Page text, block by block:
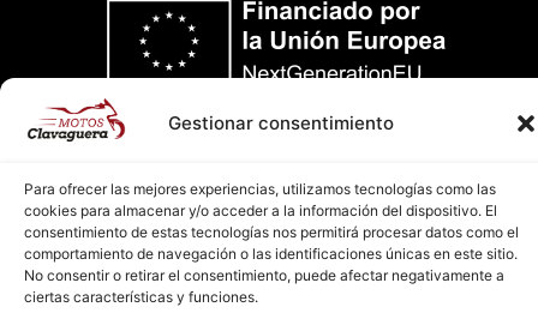
Gestionar consentimiento
Para ofrecer las mejores experiencias, utilizamos tecnologías como las
cookies para almacenar y/o acceder a la información del dispositivo. El
consentimiento de estas tecnologías nos permitirá procesar datos como el
comportamiento de navegación o las identificaciones únicas en este sitio.
No consentir o retirar el consentimiento, puede afectar negativamente a
ciertas características y funciones.
POLÍTICA DE PRIVACIDAD
POLÍTICA DE COOKIES
Diseño Web PCHOUSE